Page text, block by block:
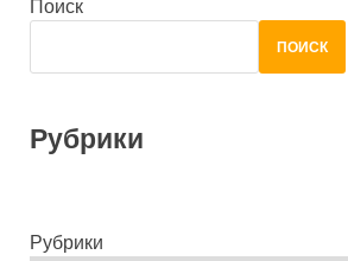
Поиск
ПОИСК
Рубрики
Рубрики